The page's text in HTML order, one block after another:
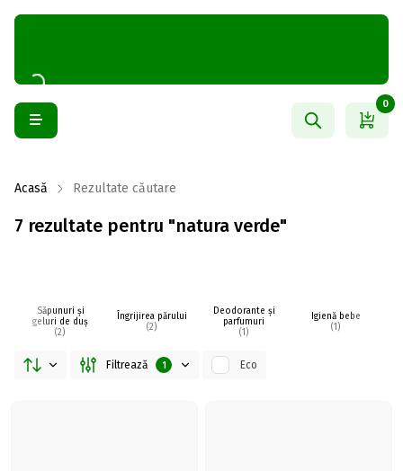
0
Acasă Rezultate căutare
7 rezultate pentru "natura verde"
Săpunuri și
geluri de duș
(2)
Îngrijirea părului
(2)
Deodorante și
parfumuri
(1)
Igienă bebe
(1)
Filtrează 1 Eco